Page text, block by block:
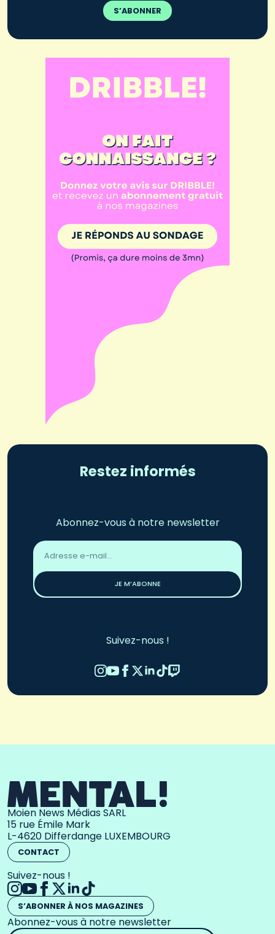
S’ABONNER
Restez informés
Abonnez-vous à notre newsletter
Adresse
email
JE M’ABONNE
Suivez-nous !
Moien News Médias SARL
15 rue Émile Mark
L-4620 Differdange LUXEMBOURG
CONTACT
Suivez-nous !
S’ABONNER À NOS MAGAZINES
Abonnez-vous à notre newsletter